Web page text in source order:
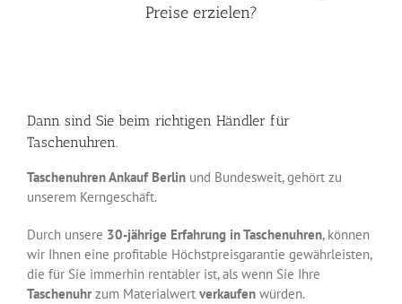
Preise erzielen?
Dann sind Sie beim richtigen Händler für
Taschenuhren.
Taschenuhren Ankauf Berlin und Bundesweit, gehört zu
unserem Kerngeschäft.
Durch unsere 30-jährige Erfahrung in Taschenuhren, können
wir Ihnen eine profitable Höchstpreisgarantie gewährleisten,
die für Sie immerhin rentabler ist, als wenn Sie Ihre
Taschenuhr zum Materialwert verkaufen würden.